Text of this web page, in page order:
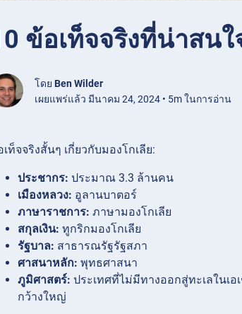
ข้อเท็จจริงที่น่าสนใ
โดย Ben Wilder
เผยแพร่แล้ว มีนาคม 24, 2024 • 5m ในการอ่าน
ท็จจริงสั้นๆ เกี่ยวกับมองโกเลีย:
ประชากร: ประมาณ 3.3 ล้านคน
เมืองหลวง: อูลานบาตอร์
ภาษาราชการ: ภาษามองโกเลีย
สกุลเงิน: ทูกริกมองโกเลีย
รัฐบาล: สาธารณรัฐรัฐสภา
ศาสนาหลัก: พุทธศาสนา
ภูมิศาสตร์: ประเทศที่ไม่มีทางออกสู่ทะเลใน
กว้างใหญ่